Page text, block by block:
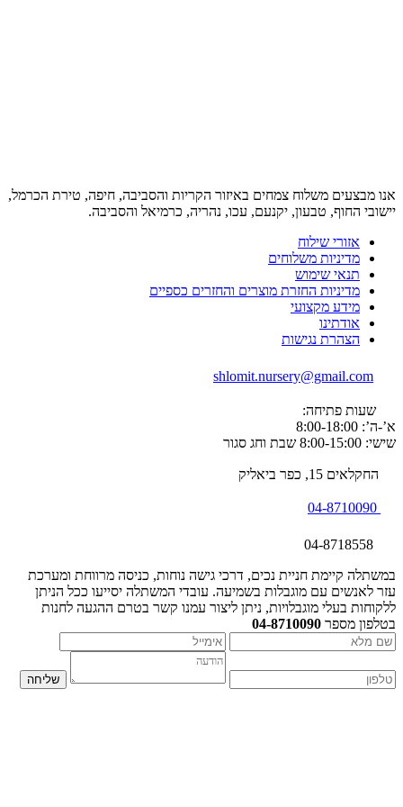
אנו מבצעים משלוח צמחים באיזור הקריות והסביבה, חיפה, טירת הכרמל,
יישובי החוף, טבעון, יקנעם, עכו, נהריה, כרמיאל והסביבה.
אזורי שילוח
מדיניות משלוחים
תנאי שימוש
מדיניות החזרת מוצרים והחזרים כספיים
מידע מקצועי
אודתינו
הצהרת נגישות
shlomit.nursery@gmail.com
שעות פתיחה:
א’-ה’: 8:00-18:00
שישי: 8:00-15:00 שבת וחג סגור
החקלאים 15, כפר ביאליק
במשתלה קיימת חניית נכים, דרכי גישה נוחות, כניסה מרווחת ומערכת
עזר לאנשים עם מוגבלות בשמיעה. עובדי המשתלה יסייעו ככל הניתן
ללקוחות בעלי מוגבלויות, ניתן ליצור עמנו קשר בטרם ההגעה לחנות
בטלפון מספר 04-8710090